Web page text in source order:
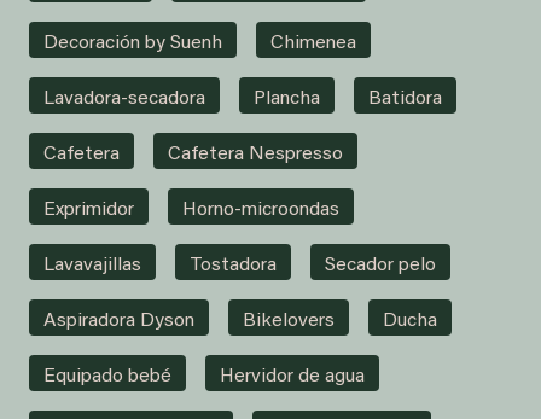
Decoración by Suenh Chimenea
Lavadora-secadora Plancha Batidora
Cafetera Cafetera Nespresso
Exprimidor Horno-microondas
Lavavajillas Tostadora Secador pelo
Aspiradora Dyson Bikelovers Ducha
Equipado bebé Hervidor de agua